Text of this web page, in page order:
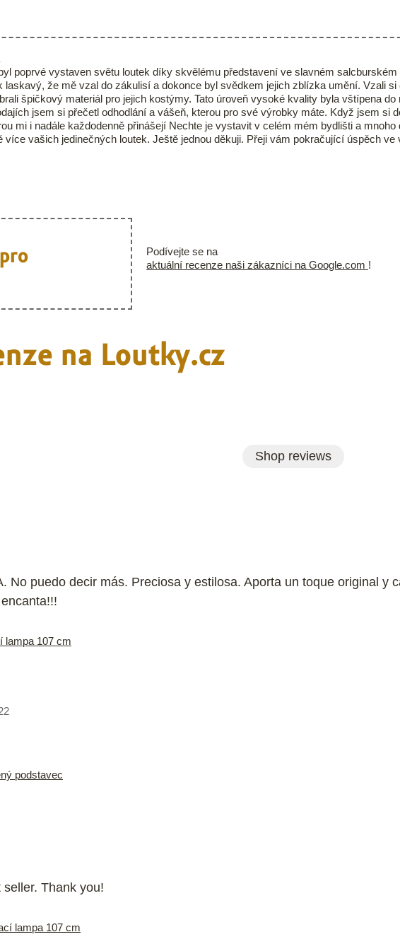
poprvé vystaven světu loutek díky skvělému představení ve slavném
laskavý, že mě vzal do zákulisí a dokonce byl svědkem jejich zblízka umění. Vzali
špičkový materiál pro jejich kostýmy. Tato úroveň vysoké kvality byla vštípena
jsem si přečetl odhodlání a vášeň, kterou pro své výrobky máte. Když jsem
mi i nadále každodenně přinášejí Nechte je vystavit v celém mém bydlišti a
vašich jedinečných loutek. Ještě jednou děkuji. Přeji vám pokračující úspěch
Podívejte se na
aktuální recenze naši zákazníci na Google.com !
na Loutky.cz
Shop reviews
No puedo decir más. Preciosa y estilosa. Aporta un toque original y
lampa 107 cm
podstavec
Thank you!
lampa 107 cm